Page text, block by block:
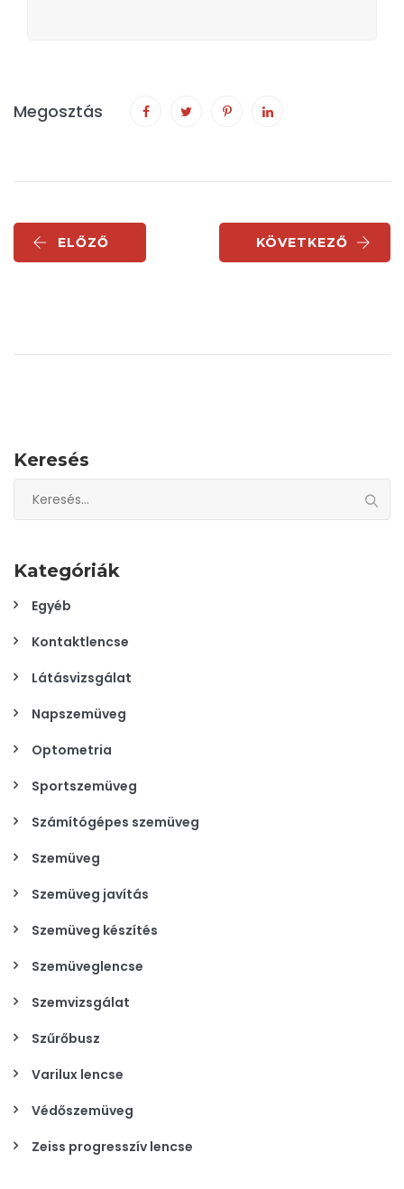
Megosztás
ELŐZŐ KÖVETKEZŐ
Keresés
Kategóriák
Egyéb
Kontaktlencse
Látásvizsgálat
Napszemüveg
Optometria
Sportszemüveg
Számítógépes szemüveg
Szemüveg
Szemüveg javítás
Szemüveg készítés
Szemüveglencse
Szemvizsgálat
Szűrőbusz
Varilux lencse
Védőszemüveg
Zeiss progresszív lencse